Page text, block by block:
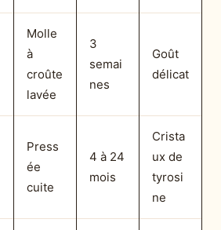
Molle
à
croûte
lavée
3
semai
nes
Goût
délicat
Press
ée
cuite
4 à 24
mois
Crista
ux de
tyrosi
ne